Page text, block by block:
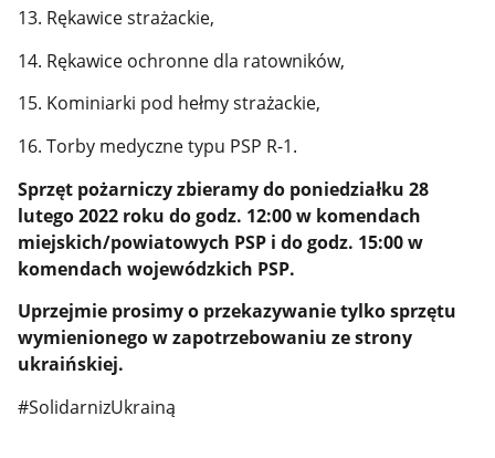
13. Rękawice strażackie,
14. Rękawice ochronne dla ratowników,
15. Kominiarki pod hełmy strażackie,
16. Torby medyczne typu PSP R-1.
Sprzęt pożarniczy zbieramy do poniedziałku 28
lutego 2022 roku do godz. 12:00 w komendach
miejskich/powiatowych PSP i do godz. 15:00 w
komendach wojewódzkich PSP.
Uprzejmie prosimy o przekazywanie tylko sprzętu
wymienionego w zapotrzebowaniu ze strony
ukraińskiej.
#SolidarnizUkrainą